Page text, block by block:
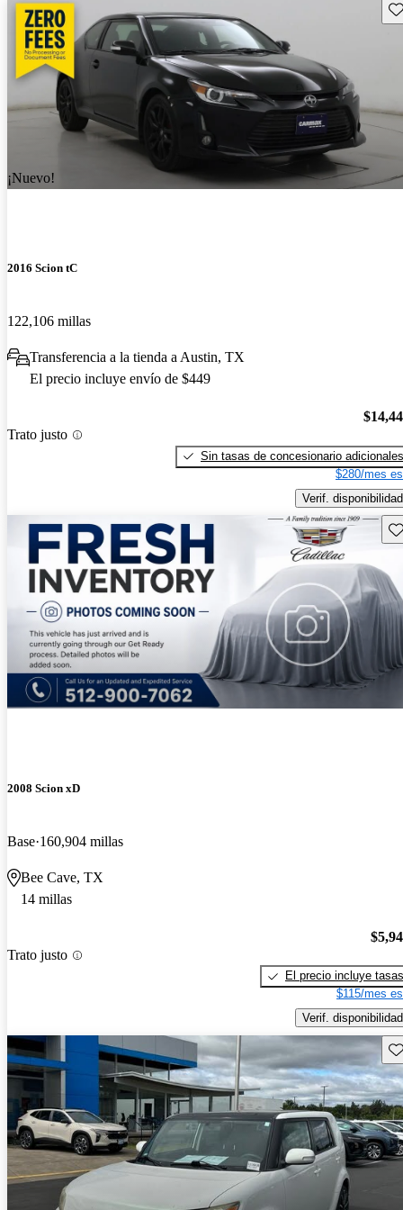
¡Nuevo!
2016 Scion tC
122,106 millas
Transferencia a la tienda a Austin, TX
El precio incluye envío de $449
Trato justo
Sin tasas de concesionario adicionales
$280/mes
Verif. disponibilidad
2008 Scion xD
Base 160,904 millas
Bee Cave, TX
14 millas
Trato justo
El precio incluye tasas
$115/mes
Verif. disponibilidad